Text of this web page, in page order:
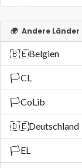
🌍 Andere Länder
🇧🇪Belgien
🏳️CL
🏳️CoLib
🇩🇪Deutschland
🏳️EL